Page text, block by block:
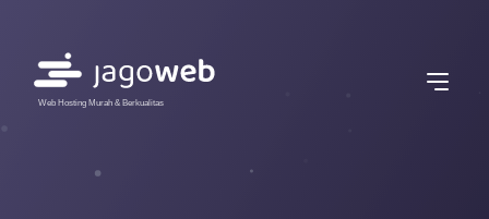
Web Hosting Murah & Berkualitas